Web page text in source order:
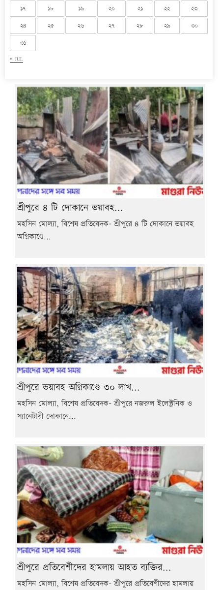
« JUL
১৭ ১৮ ১৯ ২০ ২১ ২২ ২৩
২৪ ২৫ ২৬ ২৭ ২৮ ২৯ ৩০
৩১
শ্রীপুরে ৪ টি দোকানে ভয়াবহ...
মহসিন মোল্যা, বিশেষ প্রতিবেদক- শ্রীপুরে ৪ টি দোকানে ভয়াবহ
অগ্নিকাণ্ডে...
শ্রীপুরে ভয়াবহ অগ্নিকাণ্ডে ৩০ লাখ...
মহসিন মোল্যা, বিশেষ প্রতিবেদক- শ্রীপুরে নজরুল ইলেক্ট্রনিক ও
স্যানেটারী দোকানে...
শ্রীপুরে প্রতিবেশীদের হামলায় আহত ব্যক্তির...
মহসিন মোল্যা, বিশেষ প্রতিবেদক- শ্রীপুরে প্রতিবেশীদের হামলায়